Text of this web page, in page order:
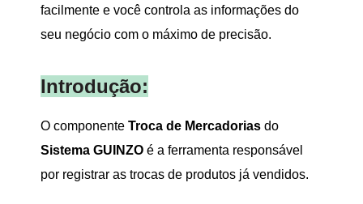
facilmente e você controla as informações do
seu negócio com o máximo de precisão.
Introdução:
O componente Troca de Mercadorias do
Sistema GUINZO é a ferramenta responsável
por registrar as trocas de produtos já vendidos.